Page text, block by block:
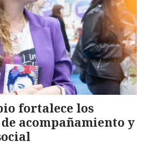
fortalece los
acompañamiento y